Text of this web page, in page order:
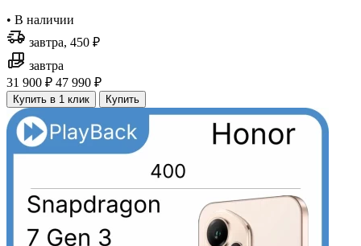
• В наличии
завтра, 450 ₽
завтра
31 900 ₽ 47 990 ₽
Купить в 1 клик Купить